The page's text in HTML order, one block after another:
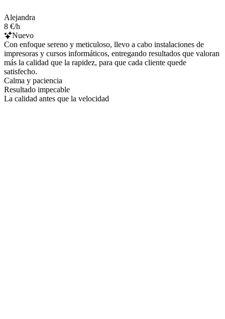
Alejandra
8 €/h
Nuevo
Con enfoque sereno y meticuloso, llevo a cabo instalaciones de
impresoras y cursos informáticos, entregando resultados que valoran
más la calidad que la rapidez, para que cada cliente quede
satisfecho.
Calma y paciencia
Resultado impecable
La calidad antes que la velocidad